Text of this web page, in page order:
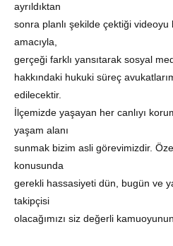
ayrıldıktan
sonra planlı şekilde çektiği
amacıyla,
gerçeği farklı yansıtarak sosyal
hakkındaki hukuki süreç
edilecektir.
İlçemizde yaşayan her canlıyı
yaşam alanı
sunmak bizim asli görevimizdir.
konusunda
gerekli hassasiyeti dün, bugün ve
takipçisi
olacağımızı siz değerli